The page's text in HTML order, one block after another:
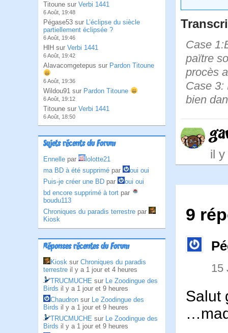
Titoune sur Verbi 1441
6 Août, 19:48
Pégase53 sur L’éclipse du siècle
partiellement éclipsée ?
6 Août, 19:46
HlH sur Verbi 1441
6 Août, 19:42
Alavacomgetepus sur Pardon Titoune
6 Août, 19:36
Wildou91 sur Pardon Titoune
6 Août, 19:12
Titoune sur Verbi 1441
6 Août, 18:50
Sujets récents du Forum
Ennelle par
lolotte21
ma BD à été supprimé par
oui oui
Puis-je créer une BD par
oui oui
bd encore supprimé à tort par
boudu113
Chroniques du paradis terrestre par
Kiosk
Réponses récentes du Forum
Kiosk sur Chroniques du paradis
terrestre il y a 1 jour et 4 heures
TRUCMUCHE sur Le Zoodingue des
Birds il y a 1 jour et 9 heures
Chaudron sur Le Zoodingue des
Birds il y a 1 jour et 9 heures
TRUCMUCHE sur Le Zoodingue des
Birds il y a 1 jour et 9 heures
Case
païtre
procès
Case 3:
bien
il
9
15
Salut